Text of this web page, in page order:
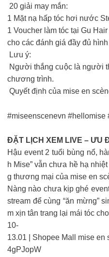
20 giải may mắn:
1 Mặt nạ hấp tóc hơi nước
1 Voucher làm tóc tại Gu
cho các đánh giá đầy đủ
Lưu ý:
Người thắng cuộc là người
chương trình.
Quyết định của mise en
#miseenscenevn #hellomise
ĐẶT LỊCH XEM LIVE – ƯU
Hậu event 2 tuổi bùng nổ,
h Mise” vẫn chưa hề hạ
g thương mại của mise en
Nàng nào chưa kịp ghé
stream để cùng “ăn mừng”
m xịn tân trang lại mái tóc
10-
13.01 | Shopee Mall mise en
4gPJopW